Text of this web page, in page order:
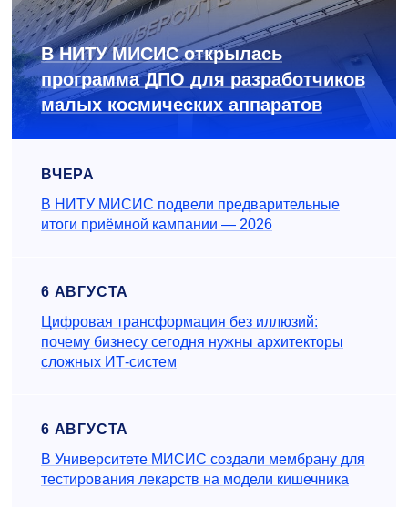
В НИТУ МИСИС открылась
программа ДПО для разработчиков
малых космических аппаратов
ВЧЕРА
В НИТУ МИСИС подвели предварительные
итоги приёмной кампании — 2026
6 АВГУСТА
Цифровая трансформация без иллюзий:
почему бизнесу сегодня нужны архитекторы
сложных ИТ-систем
6 АВГУСТА
В Университете МИСИС создали мембрану для
тестирования лекарств на модели кишечника